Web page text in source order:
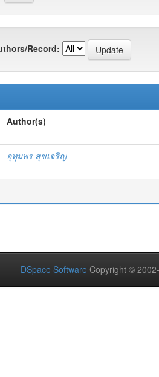
Record:
Author(s)
อุทุมพร สุขเจริญ
DSpace Software Copyright ©